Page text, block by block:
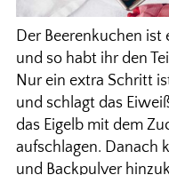
Der Beerenkuchen
und so habt ihr den
Nur ein extra Schritt
und schlagt das
das Eigelb mit dem
aufschlagen. Danach
und Backpulver